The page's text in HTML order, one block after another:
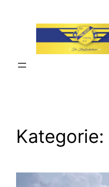
Kategorie: